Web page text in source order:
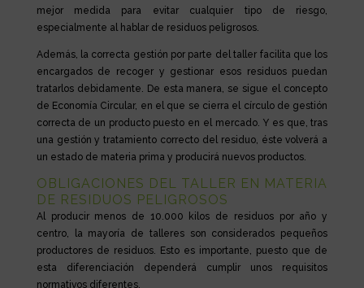
mejor medida para evitar cualquier tipo de riesgo,
especialmente al hablar de residuos peligrosos.
Además, la correcta gestión por parte del taller facilita que los
encargados de recoger y gestionar esos residuos puedan
tratarlos debidamente. De esta manera, se sigue el concepto
de Economía Circular, en el que se cierra el círculo de gestión
correcta de un producto puesto en el mercado. Y es que, tras
una gestión y tratamiento correcto del residuo, éste volverá a
un estado de materia prima y producirá nuevos productos.
OBLIGACIONES DEL TALLER EN MATERIA
DE RESIDUOS PELIGROSOS
Al producir menos de 10.000 kilos de residuos por año y
centro, la mayoría de talleres son considerados pequeños
productores de residuos. Esto es importante, puesto que de
esta diferenciación dependerá cumplir unos requisitos
normativos diferentes.